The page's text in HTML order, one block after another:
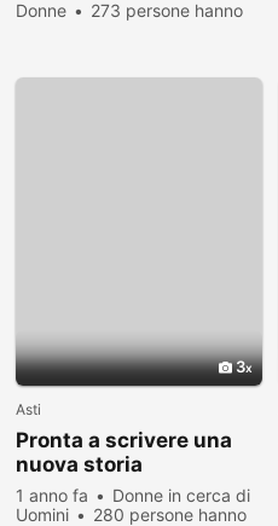
Donne
273 persone hanno
3
Asti
Pronta a scrivere una
nuova storia
1 anno fa
Donne in cerca di
Uomini
280 persone hanno